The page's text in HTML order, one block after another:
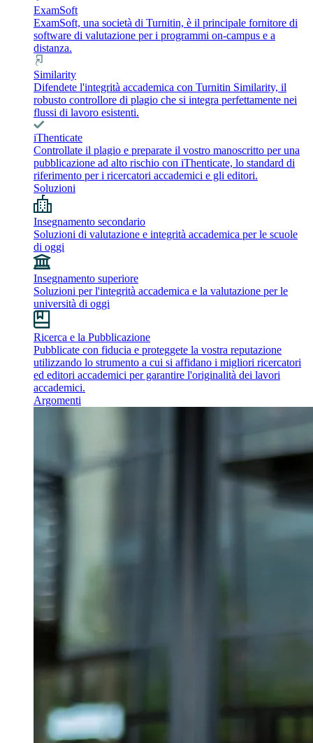
ExamSoft
ExamSoft, una società di Turnitin, è il principale fornitore di
software di valutazione per i programmi on-campus e a
distanza.
Similarity
Difendete l'integrità accademica con Turnitin Similarity, il
robusto controllore di plagio che si integra perfettamente nei
flussi di lavoro esistenti.
iThenticate
Controllate il plagio e preparate il vostro manoscritto per una
pubblicazione ad alto rischio con iThenticate, lo standard di
riferimento per i ricercatori accademici e gli editori.
Soluzioni
Insegnamento secondario
Soluzioni di valutazione e integrità accademica per le scuole
di oggi
Insegnamento superiore
Soluzioni per l'integrità accademica e la valutazione per le
università di oggi
Ricerca e la Pubblicazione
Pubblicate con fiducia e proteggete la vostra reputazione
utilizzando lo strumento a cui si affidano i migliori ricercatori
ed editori accademici per garantire l'originalità dei lavori
accademici.
Argomenti